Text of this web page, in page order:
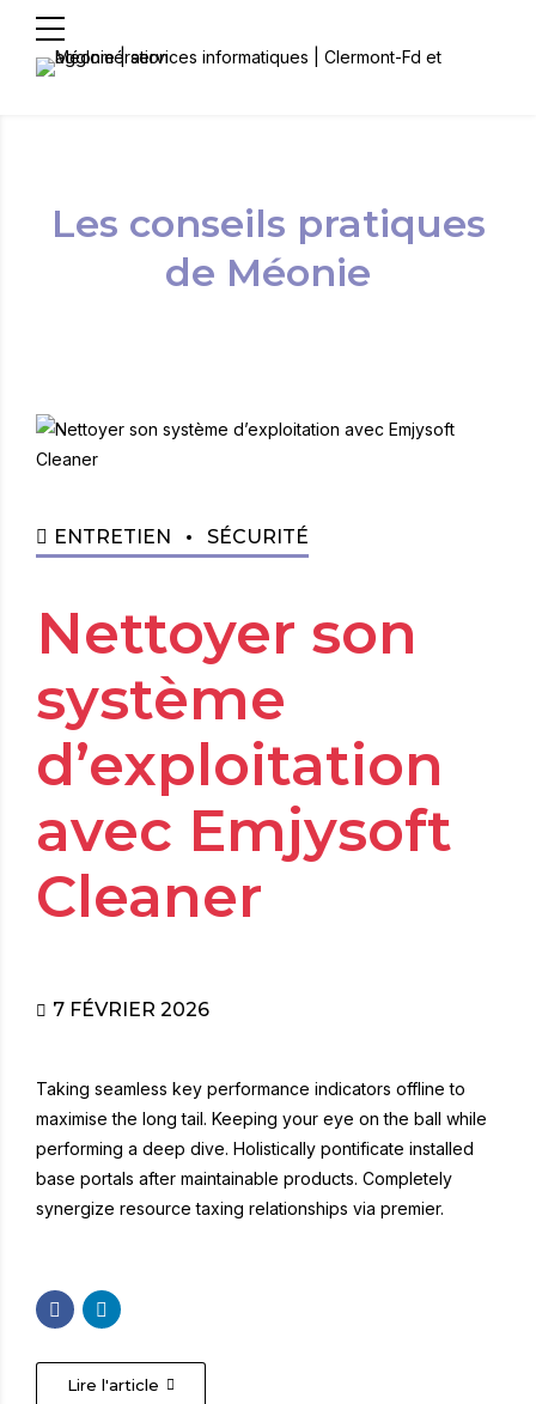
Les conseils pratiques
de Méonie
ENTRETIEN SÉCURITÉ
Nettoyer son
système
d’exploitation
avec Emjysoft
Cleaner
7 FÉVRIER 2026
Taking seamless key performance indicators offline to
maximise the long tail. Keeping your eye on the ball while
performing a deep dive. Holistically pontificate installed
base portals after maintainable products. Completely
synergize resource taxing relationships via premier.
Lire l'article